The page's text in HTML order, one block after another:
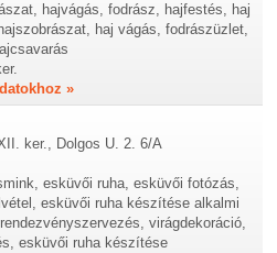
hajvágás, fodrász, hajfestés, haj
haj vágás, fodrászüzlet,
»
ker., Dolgos U. 2. 6/A
esküvői ruha, esküvői fotózás,
esküvői ruha készítése alkalmi
virágdekoráció,
esküvői ruha készítése